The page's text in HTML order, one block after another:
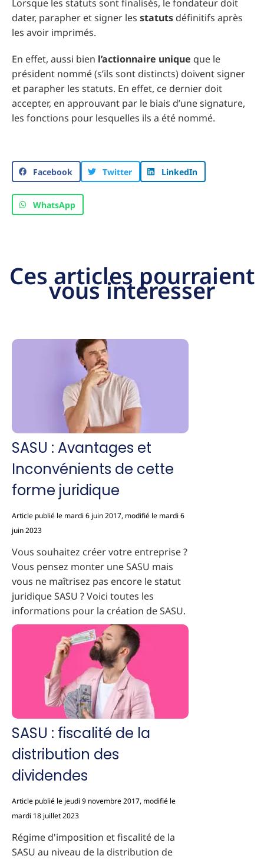
Lorsque les statuts sont finalisés, le fondateur doit
dater, parapher et signer les statuts définitifs après
les avoir imprimés.
En effet, aussi bien l’actionnaire unique que le
président nommé (s’ils sont distincts) doivent signer
et parapher les statuts. En effet, ce dernier doit
accepter, en approuvant par le biais d’une signature,
les fonctions pour lesquelles ils a été nommé.
Facebook Twitter LinkedIn
WhatsApp
Ces articles pourraient
vous intéresser
SASU : Avantages et
Inconvénients de cette
forme juridique
Article publié le mardi 6 juin 2017, modifié le mardi 6
juin 2023
Vous souhaitez créer votre entreprise ?
Vous pensez monter une SASU mais
vous ne maîtrisez pas encore le statut
juridique SASU ? Voici toutes les
informations pour la création de SASU.
SASU : fiscalité de la
distribution des
dividendes
Article publié le jeudi 9 novembre 2017, modifié le
mardi 18 juillet 2023
Régime d'imposition et fiscalité de la
SASU au niveau de la distribution de